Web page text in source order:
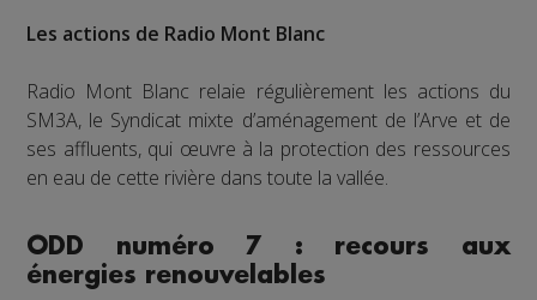
Les actions de Radio Mont Blanc
Radio Mont Blanc relaie régulièrement les actions du
SM3A, le Syndicat mixte d’aménagement de l’Arve et de
ses affluents, qui œuvre à la protection des ressources
en eau de cette rivière dans toute la vallée.
ODD numéro 7 : recours aux
énergies renouvelables